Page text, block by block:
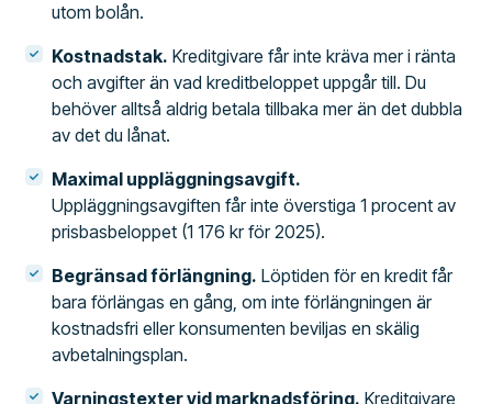
utom bolån.
Kostnadstak. Kreditgivare får inte kräva mer i ränta
och avgifter än vad kreditbeloppet uppgår till. Du
behöver alltså aldrig betala tillbaka mer än det dubbla
av det du lånat.
Maximal uppläggningsavgift.
Uppläggningsavgiften får inte överstiga 1 procent av
prisbasbeloppet (1 176 kr för 2025).
Begränsad förlängning. Löptiden för en kredit får
bara förlängas en gång, om inte förlängningen är
kostnadsfri eller konsumenten beviljas en skälig
avbetalningsplan.
Varningstexter vid marknadsföring. Kreditgivare